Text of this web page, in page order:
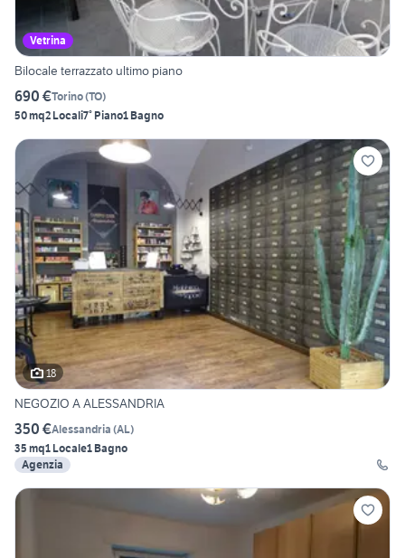
Vetrina
Bilocale terrazzato ultimo piano
690 €Torino(TO)
50 mq2 Locali7° Piano1 Bagno
18
NEGOZIO A ALESSANDRIA
350 €Alessandria (AL)
35 mq1 Locale1 Bagno
Agenzia